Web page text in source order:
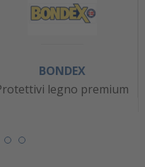
BONDEX
legno premium